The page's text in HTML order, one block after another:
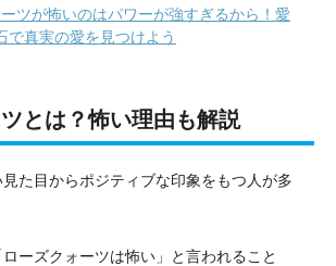
ツが怖いのはパワーが強すぎるから！愛
で真実の愛を見つけよう
とは？怖い理由も解説
た目からポジティブな印象をもつ人が多
ーズクォーツは怖い」と言われること